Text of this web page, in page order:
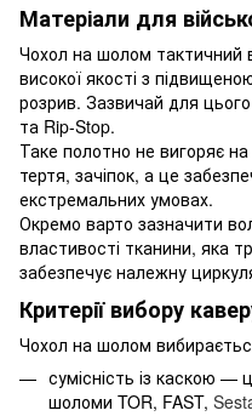
Матеріали для
Чохол на шолом тактичний
високої якості з
розрив. Зазвичай для
та Rip-Stop.
Таке полотно не вигоряє
тертя, зачіпок, а це
екстремальних умовах.
Окремо варто зазначити
властивості тканини, яка
забезпечує належну
Критерії вибору
Чохол на шолом
сумісність із каскою
шоломи TOR, FAST,